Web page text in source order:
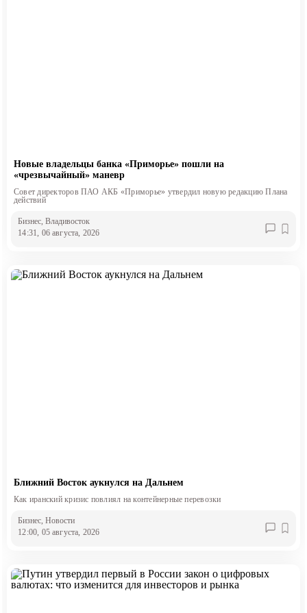
Новые владельцы банка «Приморье» пошли на
«чрезвычайный» маневр
Совет директоров ПАО АКБ «Приморье» утвердил новую редакцию Плана
действий
Бизнес, Владивосток
14:31, 06 августа, 2026
Ближний Восток аукнулся на Дальнем
Как иранский кризис повлиял на контейнерные перевозки
Бизнес, Новости
12:00, 05 августа, 2026